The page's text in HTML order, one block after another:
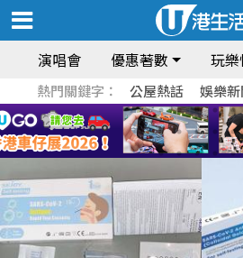
演唱會 優惠著數 玩
熱門關鍵字： 公屋熱話 娛樂新